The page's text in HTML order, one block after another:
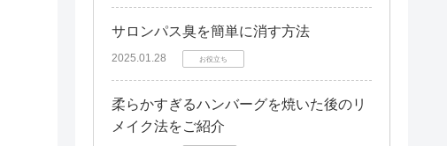
サロンパス臭を簡単に消す方法
2025.01.28 お役立ち
柔らかすぎるハンバーグを焼いた後のリ
メイク法をご紹介